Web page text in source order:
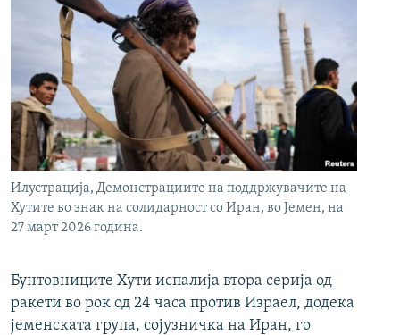
Илустрација, Демонстрациите на поддржувачите на
Хутите во знак на солидарност со Иран, во Јемен, на
27 март 2026 година.
Бунтовниците Хути испалија втора серија од
ракети во рок од 24 часа против Израел, додека
јеменската група, сојузничка на Иран, го